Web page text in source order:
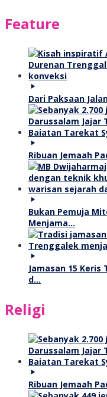
Feature
Dari Paksaan
Ribuan Jemaah
Bukan Pemuja
Menjama…
Jamasan 15
d…
Religi
Ribuan Jemaah